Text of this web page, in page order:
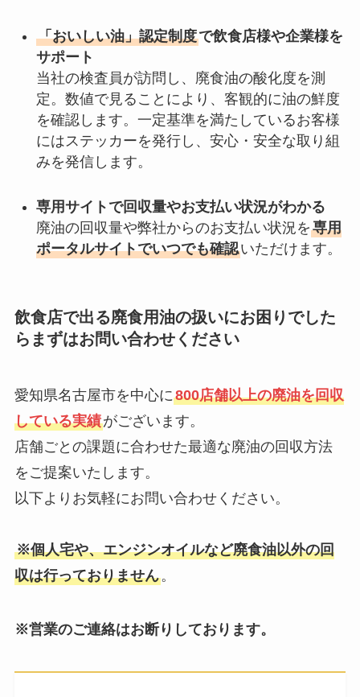
「おいしい油」認定制度で飲食店様や企業様を
サポート
当社の検査員が訪問し、廃食油の酸化度を測
定。数値で見ることにより、客観的に油の鮮度
を確認します。一定基準を満たしているお客様
にはステッカーを発行し、安心・安全な取り組
みを発信します。
専用サイトで回収量やお支払い状況がわかる
廃油の回収量や弊社からのお支払い状況を専用
ポータルサイトでいつでも確認いただけます。
飲食店で出る廃食用油の扱いにお困りでした
らまずはお問い合わせください
愛知県名古屋市を中心に800店舗以上の廃油を回収
している実績がございます。
店舗ごとの課題に合わせた最適な廃油の回収方法
をご提案いたします。
以下よりお気軽にお問い合わせください。
※個人宅や、エンジンオイルなど廃食油以外の回
収は行っておりません。
※営業のご連絡はお断りしております。